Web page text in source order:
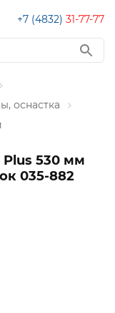
+7 (4832) 31-77-77
оснастка
530 мм
035-882